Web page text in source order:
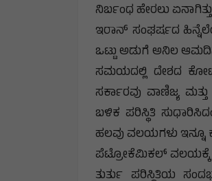
ನಿರ್ಬಂಧ ಹೇರಲು
ಇರಾನ್ ಸಂಘರ್ಷದ
ಒಟ್ಟು ಅಡುಗೆ ಅನಿಲ
ಸಮಯದಲ್ಲಿ ದೇಶದ
ಸರ್ಕಾರವು ವಾಣಿಜ್ಯ
ಬಳಿಕ ಪರಿಸ್ಥಿತಿ
ಹಲವು ವಲಯಗಳು ಇನ್ನೂ
ಪೆಟ್ರೋಕೆಮಿಕಲ್ ವಲಯಕ್ಕೆ
ತುರ್ತು ಪರಿಸ್ಥಿತಿಯ